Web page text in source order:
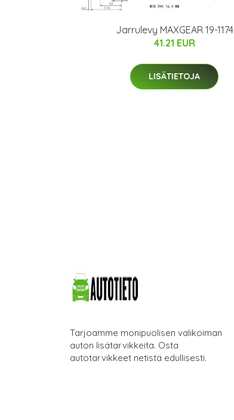
Jarrulevy MAXGEAR 19-1174
41.21 EUR
LISÄTIETOJA
Tarjoamme monipuolisen valikoiman
auton lisätarvikkeita. Osta
autotarvikkeet netistä edullisesti.